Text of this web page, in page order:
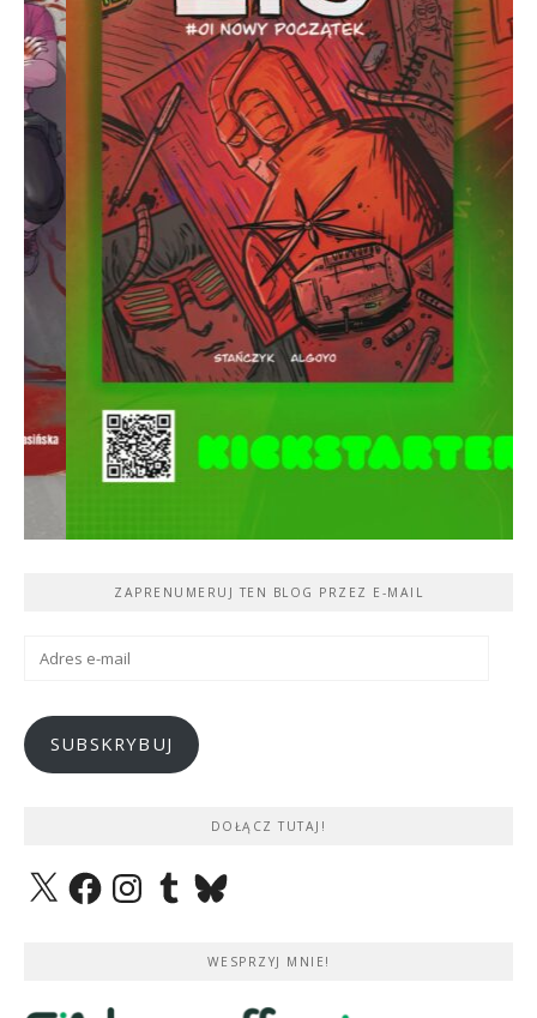
ZAPRENUMERUJ TEN BLOG PRZEZ E-MAIL
Adres
SUBSKRYBUJ
DOŁĄCZ TUTAJ!
X FacebookInstagramTumblrBluesky
WESPRZYJ MNIE!